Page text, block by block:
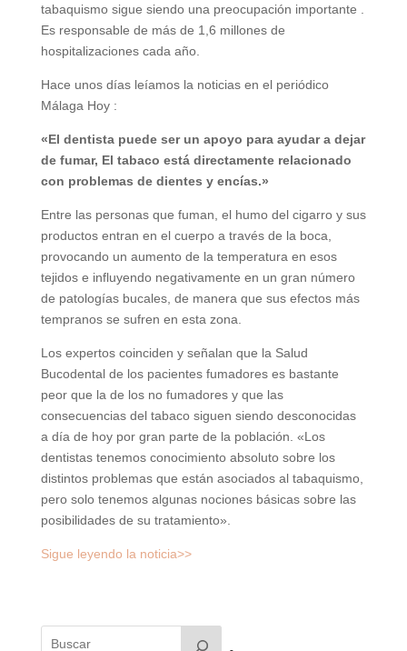
tabaquismo sigue siendo una preocupación importante .
Es responsable de más de 1,6 millones de
hospitalizaciones cada año.
Hace unos días leíamos la noticias en el periódico
Málaga Hoy :
«El dentista puede ser un apoyo para ayudar a dejar
de fumar, El tabaco está directamente relacionado
con problemas de dientes y encías.»
Entre las personas que fuman, el humo del cigarro y sus
productos entran en el cuerpo a través de la boca,
provocando un aumento de la temperatura en esos
tejidos e influyendo negativamente en un gran número
de patologías bucales, de manera que sus efectos más
tempranos se sufren en esta zona.
Los expertos coinciden y señalan que la Salud
Bucodental de los pacientes fumadores es bastante
peor que la de los no fumadores y que las
consecuencias del tabaco siguen siendo desconocidas
a día de hoy por gran parte de la población. «Los
dentistas tenemos conocimiento absoluto sobre los
distintos problemas que están asociados al tabaquismo,
pero solo tenemos algunas nociones básicas sobre las
posibilidades de su tratamiento».
Sigue leyendo la noticia>>